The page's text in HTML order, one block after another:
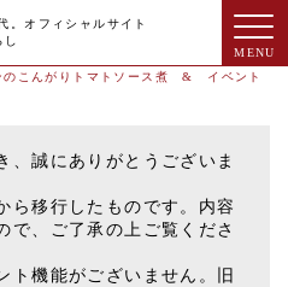
。オフィシャルサイト
のこんがりトマトソース煮 & イベント
、誠にありがとうございま
ら移行したものです。内容
で、ご了承の上ご覧くださ
ト機能がございません。旧